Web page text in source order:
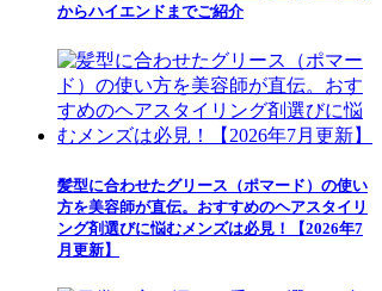
からハイエンドまでご紹介
髪型に合わせたグリース（ポマード）の使い
方を美容師が直伝。おすすめのヘアスタイリ
ング剤選びに悩むメンズは必見！【2026年7
月更新】